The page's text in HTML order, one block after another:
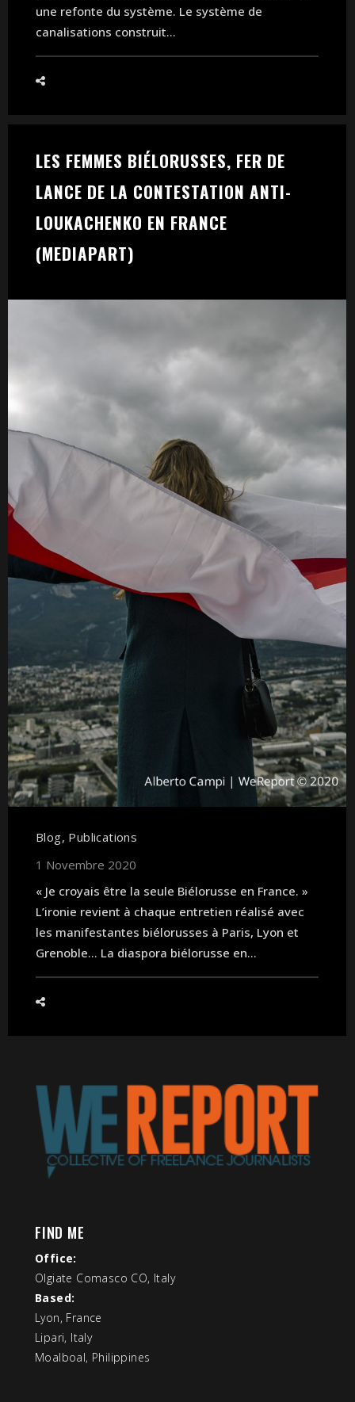
une refonte du système. Le système de
canalisations construit...
LES FEMMES BIÉLORUSSES, FER DE
LANCE DE LA CONTESTATION ANTI-
LOUKACHENKO EN FRANCE
(MEDIAPART)
Blog, Publications
1 Novembre 2020
« Je croyais être la seule Biélorusse en France. »
L’ironie revient à chaque entretien réalisé avec
les manifestantes biélorusses à Paris, Lyon et
Grenoble… La diaspora biélorusse en...
FIND ME
Office:
Olgiate Comasco CO, Italy
Based:
Lyon, France
Lipari, Italy
Moalboal, Philippines